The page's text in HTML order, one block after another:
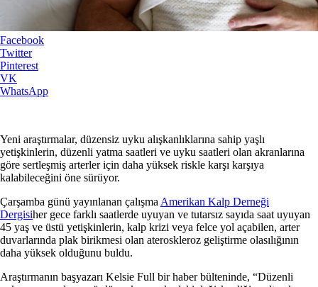
Facebook
Twitter
Pinterest
VK
WhatsApp
Yeni araştırmalar, düzensiz uyku alışkanlıklarına sahip yaşlı
yetişkinlerin, düzenli yatma saatleri ve uyku saatleri olan akranlarına
göre sertleşmiş arterler için daha yüksek riskle karşı karşıya
kalabileceğini öne sürüyor.
Çarşamba günü yayınlanan çalışma Amerikan Kalp Derneği
Dergisiher gece farklı saatlerde uyuyan ve tutarsız sayıda saat uyuyan
45 yaş ve üstü yetişkinlerin, kalp krizi veya felce yol açabilen, arter
duvarlarında plak birikmesi olan ateroskleroz geliştirme olasılığının
daha yüksek olduğunu buldu.
Araştırmanın başyazarı Kelsie Full bir haber bülteninde, “Düzenli